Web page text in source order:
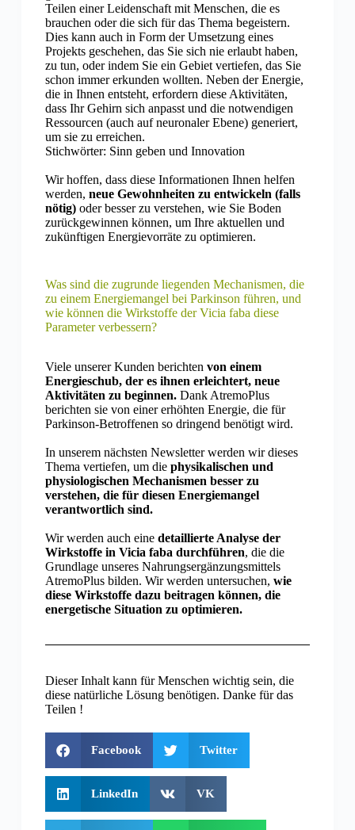
Teilen einer Leidenschaft mit Menschen, die es
brauchen oder die sich für das Thema begeistern.
Dies kann auch in Form der Umsetzung eines
Projekts geschehen, das Sie sich nie erlaubt haben,
zu tun, oder indem Sie ein Gebiet vertiefen, das Sie
schon immer erkunden wollten. Neben der Energie,
die in Ihnen entsteht, erfordern diese Aktivitäten,
dass Ihr Gehirn sich anpasst und die notwendigen
Ressourcen (auch auf neuronaler Ebene) generiert,
um sie zu erreichen.
Stichwörter: Sinn geben und Innovation
Wir hoffen, dass diese Informationen Ihnen helfen
werden, neue Gewohnheiten zu entwickeln (falls
nötig)oder besser zu verstehen, wie Sie Boden
zurückgewinnen können, um Ihre aktuellen und
zukünftigen Energievorräte zu optimieren.
Was sind die zugrunde liegenden Mechanismen, die
zu einem Energiemangel bei Parkinson führen, und
wie können die Wirkstoffe der Vicia faba diese
Parameter verbessern?
Viele unserer Kunden berichten von einem
Energieschub, der es ihnen erleichtert, neue
Aktivitäten zu beginnen. Dank AtremoPlus
berichten sie von einer erhöhten Energie, die für
Parkinson-Betroffenen so dringend benötigt wird.
In unserem nächsten Newsletter werden wir dieses
Thema vertiefen, um die physikalischen und
physiologischen Mechanismen besser zu
verstehen, die für diesen Energiemangel
verantwortlich sind.
Wir werden auch eine detaillierte Analyse der
Wirkstoffe in Vicia faba durchführen, die die
Grundlage unseres Nahrungsergänzungsmittels
AtremoPlus bilden. Wir werden untersuchen, wie
diese Wirkstoffe dazu beitragen können, die
energetische Situation zu optimieren.
Dieser Inhalt kann für Menschen wichtig sein, die
diese natürliche Lösung benötigen. Danke für das
Teilen !
Facebook Twitter
LinkedIn VK